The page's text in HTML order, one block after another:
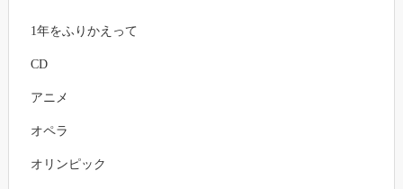
1年をふりかえって
CD
アニメ
オペラ
オリンピック